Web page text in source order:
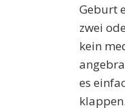
Geburt
zwei
kein
es